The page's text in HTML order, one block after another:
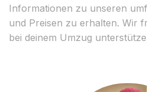
Informationen zu unseren
und Preisen zu erhalten. Wir
bei deinem Umzug